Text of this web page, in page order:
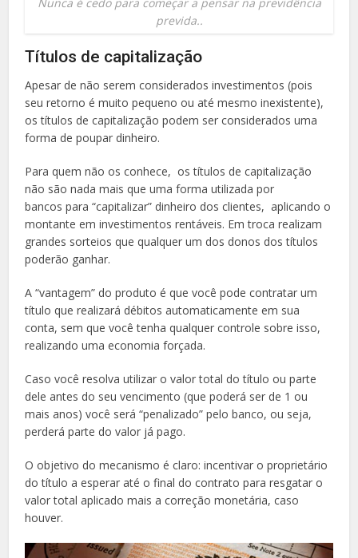
previda..
Títulos de capitalização
Apesar de não serem considerados investimentos (pois
seu retorno é muito pequeno ou até mesmo inexistente),
os títulos de capitalização podem ser considerados uma
forma de poupar dinheiro.
Para quem não os conhece, os títulos de capitalização
não são nada mais que uma forma utilizada por
bancos para “capitalizar” dinheiro dos clientes, aplicando o
montante em investimentos rentáveis. Em troca realizam
grandes sorteios que qualquer um dos donos dos títulos
poderão ganhar.
A “vantagem” do produto é que você pode contratar um
título que realizará débitos automaticamente em sua
conta, sem que você tenha qualquer controle sobre isso,
realizando uma economia forçada.
Caso você resolva utilizar o valor total do título ou parte
dele antes do seu vencimento (que poderá ser de 1 ou
mais anos) você será “penalizado” pelo banco, ou seja,
perderá parte do valor já pago.
O objetivo do mecanismo é claro: incentivar o proprietário
do título a esperar até o final do contrato para resgatar o
valor total aplicado mais a correção monetária, caso
houver.